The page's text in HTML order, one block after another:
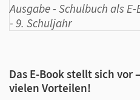
Das E-Book stellt sich vor
vielen Vorteilen!